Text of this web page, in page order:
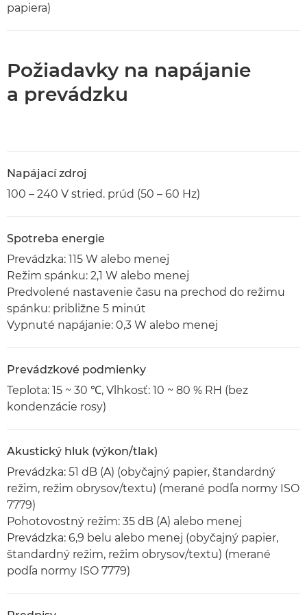
papiera)
Požiadavky na napájanie
a prevádzku
Napájací zdroj
100 – 240 V stried. prúd (50 – 60 Hz)
Spotreba energie
Prevádzka: 115 W alebo menej
Režim spánku: 2,1 W alebo menej
Predvolené nastavenie času na prechod do režimu
spánku: približne 5 minút
Vypnuté napájanie: 0,3 W alebo menej
Prevádzkové podmienky
Teplota: 15 ~ 30 ℃, Vlhkosť: 10 ~ 80 % RH (bez
kondenzácie rosy)
Akustický hluk (výkon/tlak)
Prevádzka: 51 dB (A) (obyčajný papier, štandardný
režim, režim obrysov/textu) (merané podľa normy ISO
7779)
Pohotovostný režim: 35 dB (A) alebo menej
Prevádzka: 6,9 belu alebo menej (obyčajný papier,
štandardný režim, režim obrysov/textu) (merané
podľa normy ISO 7779)